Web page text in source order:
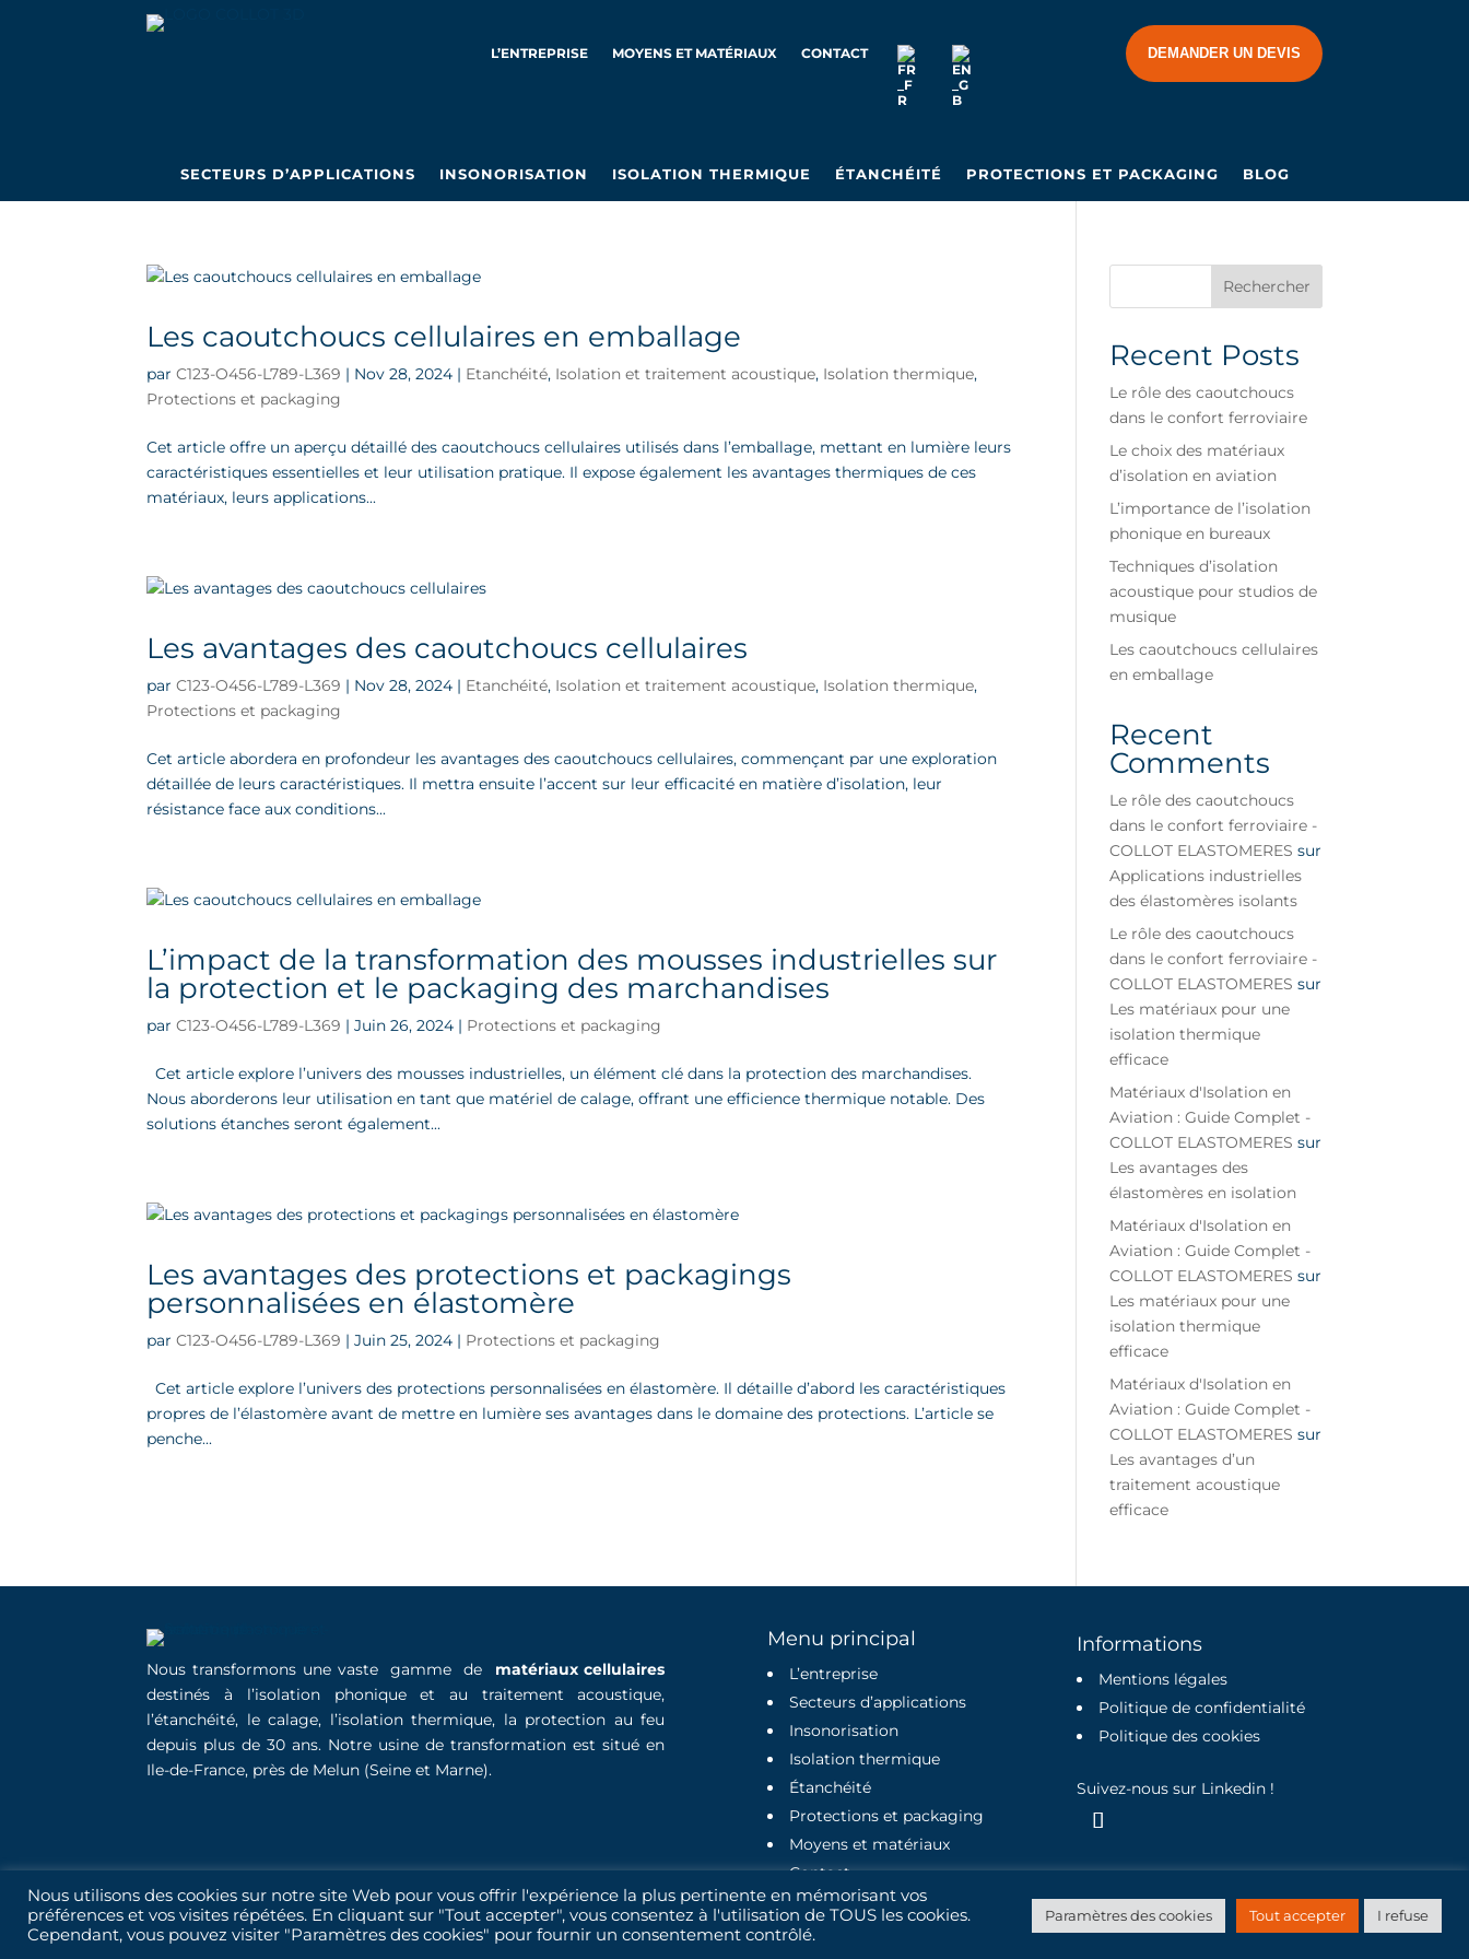
L’ENTREPRISE MOYENS ET MATÉRIAUX CONTACT DEMANDER UN DEVIS
SECTEURS D’APPLICATIONS INSONORISATION ISOLATION THERMIQUE ÉTANCHÉITÉ PROTECTIONS ET PACKAGING BLOG
Les caoutchoucs cellulaires en emballage
parC123-O456-L789-L369 | Nov 28, 2024 | Etanchéité, Isolation et traitement acoustique, Isolation thermique,
Protections et packaging
Cet article offre un aperçu détaillé des caoutchoucs cellulaires utilisés dans l’emballage, mettant en lumière leurs
caractéristiques essentielles et leur utilisation pratique. Il expose également les avantages thermiques de ces
matériaux, leurs applications...
Les avantages des caoutchoucs cellulaires
parC123-O456-L789-L369 | Nov 28, 2024 | Etanchéité, Isolation et traitement acoustique, Isolation thermique,
Protections et packaging
Cet article abordera en profondeur les avantages des caoutchoucs cellulaires, commençant par une exploration
détaillée de leurs caractéristiques. Il mettra ensuite l’accent sur leur efficacité en matière d’isolation, leur
résistance face aux conditions...
L’impact de la transformation des mousses industrielles sur
la protection et le packaging des marchandises
parC123-O456-L789-L369 |Juin 26, 2024 | Protections et packaging
Cet article explore l’univers des mousses industrielles, un élément clé dans la protection des marchandises.
Nous aborderons leur utilisation en tant que matériel de calage, offrant une efficience thermique notable. Des
solutions étanches seront également...
Les avantages des protections et packagings
personnalisées en élastomère
parC123-O456-L789-L369 |Juin 25, 2024 | Protections et packaging
Cet article explore l’univers des protections personnalisées en élastomère. Il détaille d’abord les caractéristiques
propres de l’élastomère avant de mettre en lumière ses avantages dans le domaine des protections. L’article se
penche...
Rechercher
Recent Posts
Le rôle des caoutchoucs
dans le confort ferroviaire
Le choix des matériaux
d’isolation en aviation
L’importance de l’isolation
phonique en bureaux
Techniques d’isolation
acoustique pour studios de
musique
Les caoutchoucs cellulaires
en emballage
Recent
Comments
Le rôle des caoutchoucs
dans le confort ferroviaire -
COLLOT ELASTOMERES sur
Applications industrielles
des élastomères isolants
Le rôle des caoutchoucs
dans le confort ferroviaire -
COLLOT ELASTOMERES sur
Les matériaux pour une
isolation thermique
efficace
Matériaux d'Isolation en
Aviation : Guide Complet -
COLLOT ELASTOMERES sur
Les avantages des
élastomères en isolation
Matériaux d'Isolation en
Aviation : Guide Complet -
COLLOT ELASTOMERES sur
Les matériaux pour une
isolation thermique
efficace
Matériaux d'Isolation en
Aviation : Guide Complet -
COLLOT ELASTOMERES sur
Les avantages d’un
traitement acoustique
efficace
Nous transformons une vaste gamme de matériaux cellulaires
destinés à l’isolation phonique et au traitement acoustique,
l’étanchéité, le calage, l’isolation thermique, la protection au feu
depuis plus de 30 ans. Notre usine de transformation est situé en
Ile-de-France, près de Melun (Seine et Marne).
Menu principal
L’entreprise
Secteurs d’applications
Insonorisation
Isolation thermique
Étanchéité
Protections et packaging
Moyens et matériaux
Contact
Informations
Mentions légales
Politique de confidentialité
Politique des cookies
Suivez-nous sur Linkedin !
servidog
Copyright COLLOT ELASTOMERES | Tous droits resérvés |Création site : Agence Digitale Webindme
Nous utilisons des cookies sur notre site Web pour vous offrir l'expérience la plus pertinente en mémorisant vos
préférences et vos visites répétées. En cliquant sur "Tout accepter", vous consentez à l'utilisation de TOUS les cookies.
Cependant, vous pouvez visiter "Paramètres des cookies" pour fournir un consentement contrôlé.
Paramètres des cookies Tout accepter I refuse